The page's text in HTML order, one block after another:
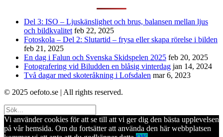
Del 3: ISO – Ljuskänslighet och brus, balansen mellan ljus
och bildkvalitet feb 22, 2025
Fotoskola – Del 2: Slutartid – frysa eller skapa rörelse i bilden
feb 21, 2025
En dag i Falun och Svenska Skidspelen 2025 feb 20, 2025
Fotografering vid Biludden en blåsig vinterdag jan 14, 2024
Två dagar med skoteråkning i Lofsdalen mar 6, 2023
© 2025 oefoto.se | All rights reserved.
Vi använder cookies för att se till att vi ger dig den bästa upplevelsen
på vår hemsida. Om du fortsätter att använda den här webbplatsen